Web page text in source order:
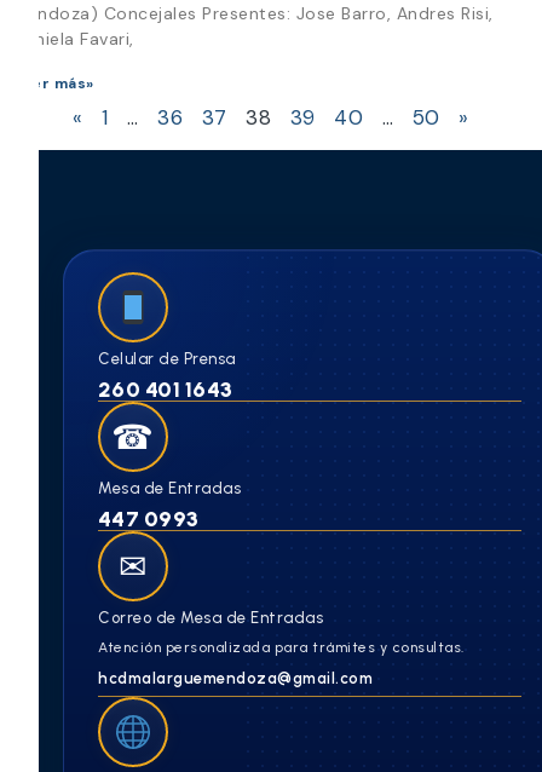
Mendoza) Concejales Presentes: Jose Barro, Andres Risi,
Daniela Favari,
Leer más»
« 1 … 36 37 38 39 40 … 50 »
Celular de Prensa
260 401 1643
☎
Mesa de Entradas
447 0993
✉
Correo de Mesa de Entradas
Atención personalizada para trámites y consultas.
hcdmalarguemendoza@gmail.com